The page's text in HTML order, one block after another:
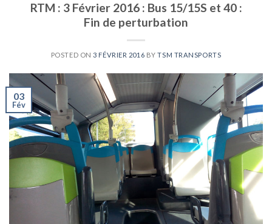
RTM : 3 Février 2016 : Bus 15/15S et 40 :
Fin de perturbation
POSTED ON3 FÉVRIER 2016 BYTSM TRANSPORTS
03
Fév